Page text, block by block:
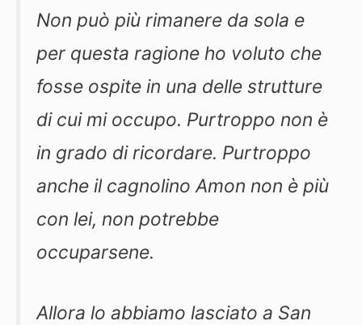
Non può più rimanere da sola e
per questa ragione ho voluto che
fosse ospite in una delle strutture
di cui mi occupo. Purtroppo non è
in grado di ricordare. Purtroppo
anche il cagnolino Amon non è più
con lei, non potrebbe
occuparsene.
Allora lo abbiamo lasciato a San